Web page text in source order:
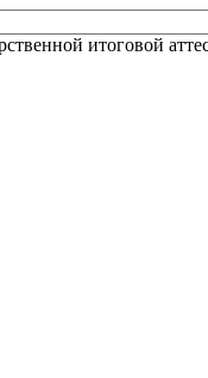
итоговой